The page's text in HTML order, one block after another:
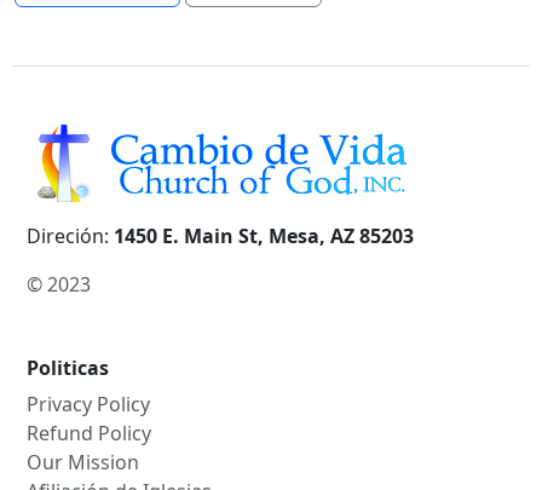
Direción: 1450 E. Main St, Mesa, AZ 85203
© 2023
Politicas
Privacy Policy
Refund Policy
Our Mission